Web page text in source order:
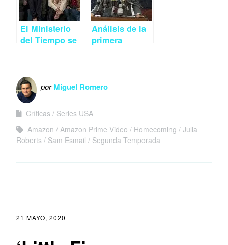
El Ministerio
del Tiempo se
Análisis de la
primera
segunda
porMiguel Romero
Críticas
Series USA
Amazon
Amazon Prime Video Homecoming
Julia
Roberts
Sam Esmail Segunda Temporada
21 MAYO, 2020